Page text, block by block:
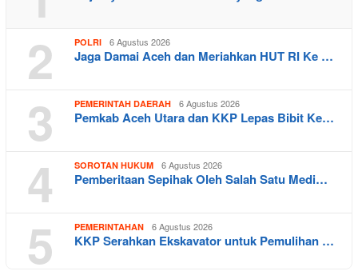
2 POLRI 6 Agustus 2026
Jaga Damai Aceh dan Meriahkan HUT RI Ke …
3 PEMERINTAH DAERAH 6 Agustus 2026
Pemkab Aceh Utara dan KKP Lepas Bibit Ke…
4 SOROTAN HUKUM 6 Agustus 2026
Pemberitaan Sepihak Oleh Salah Satu Medi…
5 PEMERINTAHAN 6 Agustus 2026
KKP Serahkan Ekskavator untuk Pemulihan …